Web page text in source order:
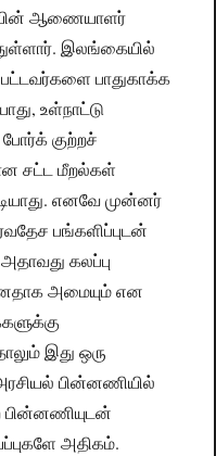
ஆணையாளர்
இலங்கையில்
பாதுகாக்க
உள்நாட்டு
குற்றச்
சட்ட மீறல்கள்
எனவே முன்னர்
பங்களிப்புடன்
கலப்பு
அமையும் என
இது ஒரு
பின்னணியில்
பின்னணியுடன்
அதிகம்.